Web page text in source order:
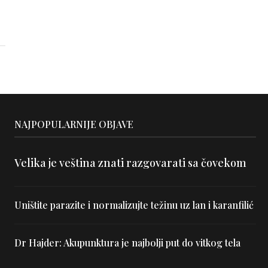
NAJPOPULARNIJE OBJAVE
Velika je veština znati razgovarati sa čovekom
Uništite parazite i normalizujte težinu uz lan i karanfilić
Dr Hajder: Akupunktura je najbolji put do vitkog tela